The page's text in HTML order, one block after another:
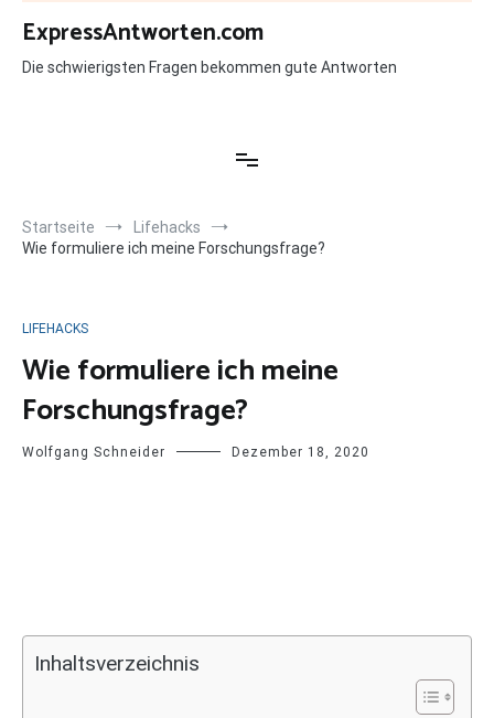
Zum
Inhalt
springen
ExpressAntworten.com
Die schwierigsten Fragen bekommen gute Antworten
Startseite
Lifehacks
Wie formuliere ich meine Forschungsfrage?
LIFEHACKS
Wie formuliere ich meine
Forschungsfrage?
Wolfgang Schneider Dezember 18, 2020
Inhaltsverzeichnis